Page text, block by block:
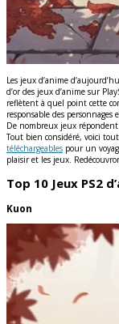
Les jeux d’anime
d’or des jeux d’anime sur
reflètent à quel point cette
responsable des
De nombreux jeux répondent
Tout bien considéré, voici
téléchargeables pour un
plaisir et les jeux.
Top 10 Jeux PS2
Kuon